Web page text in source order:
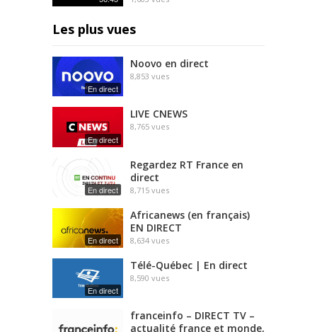
Les plus vues
En direct
Noovo en direct
8,853 vues
En direct
LIVE CNEWS
8,765 vues
En direct
Regardez RT France en
direct
8,715 vues
En direct
Africanews (en français)
EN DIRECT
8,634 vues
En direct
Télé-Québec | En direct
8,590 vues
franceinfo – DIRECT TV –
actualité france et monde,